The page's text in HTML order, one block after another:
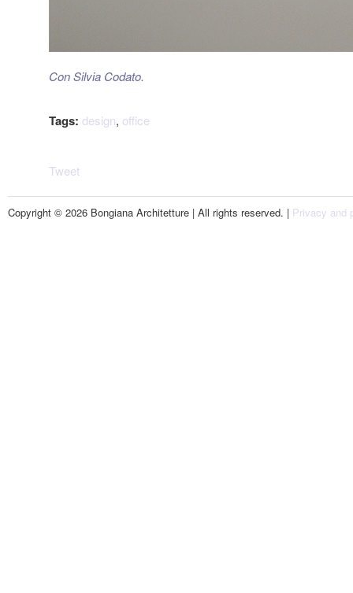
Con Silvia Codato.
Tags: design, office
Tweet
Copyright © 2026 Bongiana Architetture | All rights reserved. | Privacy and